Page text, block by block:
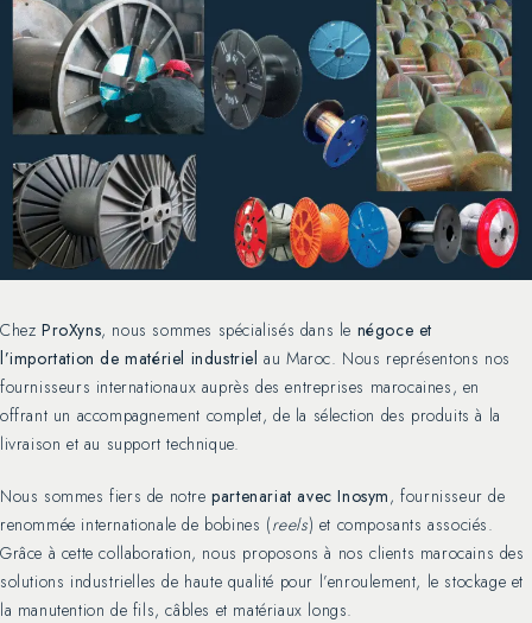
Chez ProXyns, nous sommes spécialisés dans le négoce et
l’importation de matériel industriel au Maroc. Nous représentons nos
fournisseurs internationaux auprès des entreprises marocaines, en
offrant un accompagnement complet, de la sélection des produits à la
livraison et au support technique.
Nous sommes fiers de notrepartenariat avec Inosym, fournisseur de
renommée internationale de bobines (reels) et composants associés.
Grâce à cette collaboration, nous proposons à nos clients marocains des
solutions industrielles de haute qualité pour l’enroulement, le stockage et
la manutention de fils, câbles et matériaux longs.